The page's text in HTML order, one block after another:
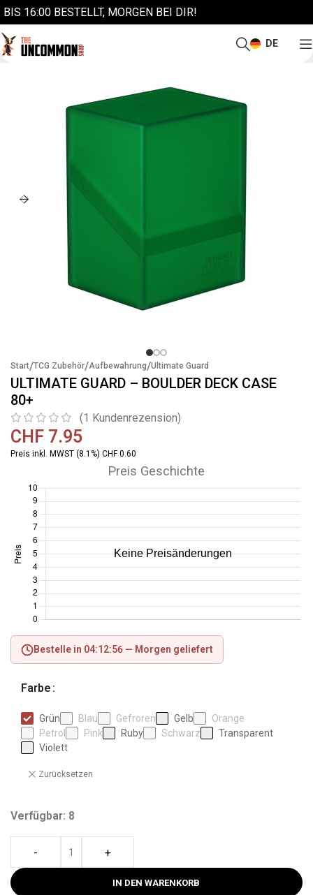
BIS 16:00 BESTELLT, MORGEN BEI DIR!
DE
Start/TCG Zubehör/Aufbewahrung/Ultimate Guard
ULTIMATE GUARD – BOULDER DECK CASE
80+
(1 Kundenrezension)
CHF 7.95
Preis inkl. MWST (8.1%) CHF 0.60
Preis Geschichte
Bestelle in 04:12:55 — Morgen geliefert
Farbe
Grün Blau Gefroren Gelb
Orange
Petrol
Pink Ruby Schwarz
Transparent
Violett
Zurücksetzen
Verfügbar: 8
- +
IN DEN WARENKORB